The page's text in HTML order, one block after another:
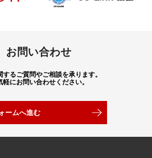
お問い合わせ
するご質問やご相談を承ります。
軽にお問い合わせください。
ームへ進む